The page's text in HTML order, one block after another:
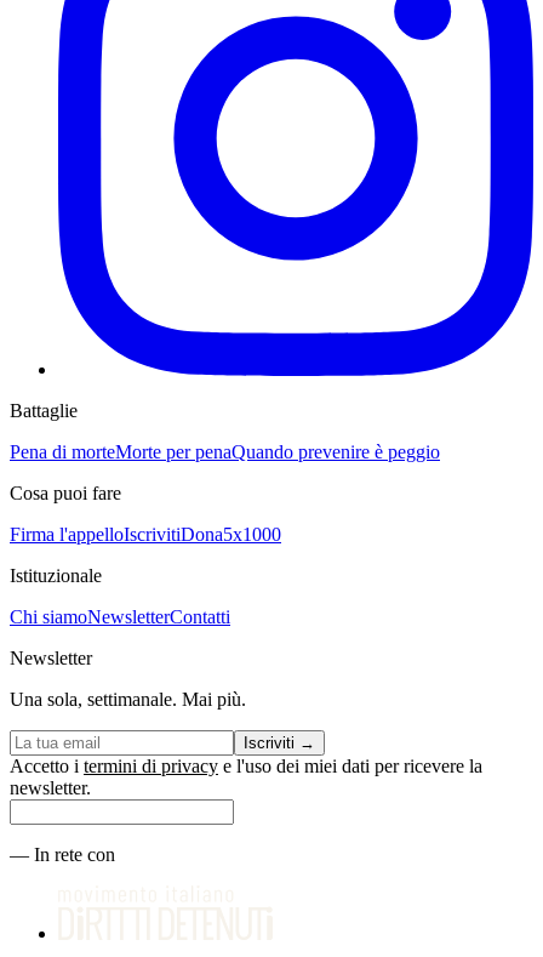
Battaglie
Pena di morteMorte per penaQuando prevenire è peggio
Cosa puoi fare
Firma l'appelloIscrivitiDona5x1000
Istituzionale
Chi siamoNewsletterContatti
Newsletter
Una sola, settimanale. Mai più.
Iscriviti →
Accetto i termini di privacy e l'uso dei miei dati per ricevere la
newsletter.
— In rete con